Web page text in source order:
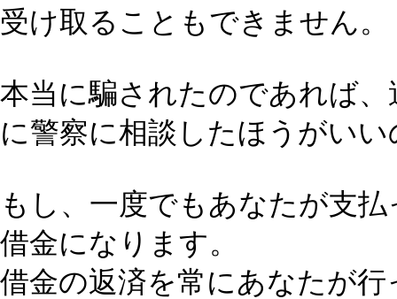
受け取ることもできません。
本当に騙されたのであれば
に警察に相談したほうがい
もし、一度でもあなたが支
借金になります。
借金の返済を常にあなたが